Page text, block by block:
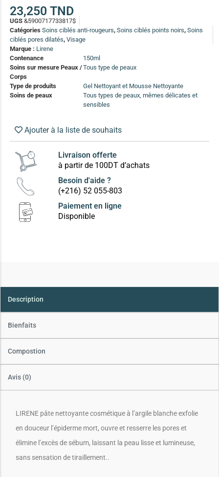
(13)
Soin anti-pelliculaire
Soin pointes cassantes et fourchues
Soins Solaires Ciblés
Soins cibés adultes (67)
Soins ciblé bébé (0-5 ans)
Soins ciblés famille(4)
23,250 TND
UGS &5900717733817$
Catégories Soins ciblés anti-rougeurs, Soins ciblés points noirs, Soins
ciblés pores dilatés, Visage
Marque : Lirene
Contenance
150ml
Soins sur mesure Peaux /
Corps
Tous type de peaux
Type de produits
Gel Nettoyant et Mousse Nettoyante
Soins de peaux
Tous types de peaux, mêmes délicates et
sensibles
Ajouter à la liste de souhaits
Livraison offerte
à partir de 100DT d’achats
Besoin d'aide ?
(+216) 52 055-803
Paiement en ligne
Disponible
Compostion
Bienfaits
Description
Avis (0)
LIRENE pâte nettoyante cosmétique à l’argile blanche exfolie
en douceur l’épiderme mort, ouvre et resserre les pores et
élimine l’excès de sébum, laissant la peau lisse et lumineuse,
sans sensation de tiraillement..